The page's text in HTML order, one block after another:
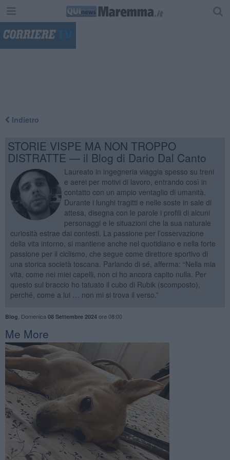
Indietro
STORIE VISPE MA NON TROPPO
DISTRATTE — il Blog di Dario Dal Canto
Laureato in ingegneria viaggia spesso su treni
e aerei per motivi di lavoro, entrando così in
contatto con un ampio ventaglio di umanità.
Durante i lunghi tragitti e nelle soste in sale di
attesa, disegna con le parole i profili di alcuni
personaggi e le situazioni che la sua naturale
curiosità estrae dai contesti. La passione per l’osservazione
della vita intorno, si mantiene anche nel quotidiano e nella forte
passione per il ciclismo, che segue come direttore sportivo di
una storica società toscana. Parlando di sé, afferma: “Nella mia
vita, come nei miei capelli, non ci ho ancora capito nulla. Per
questo sul braccio ho tatuato il cubo di Rubik (scomposto),
perché, come a lui … non mi si trova il verso.”
Blog Domenica 08 Settembre 2024ore 08:00
​Me More